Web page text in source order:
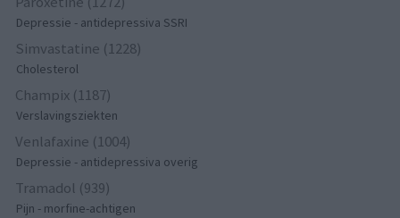
Depressie - antidepressiva SSRI
Simvastatine (1228)
Cholesterol
Champix (1187)
Verslavingsziekten
Venlafaxine (1004)
Depressie - antidepressiva overig
Tramadol (939)
Pijn - morfine-achtigen